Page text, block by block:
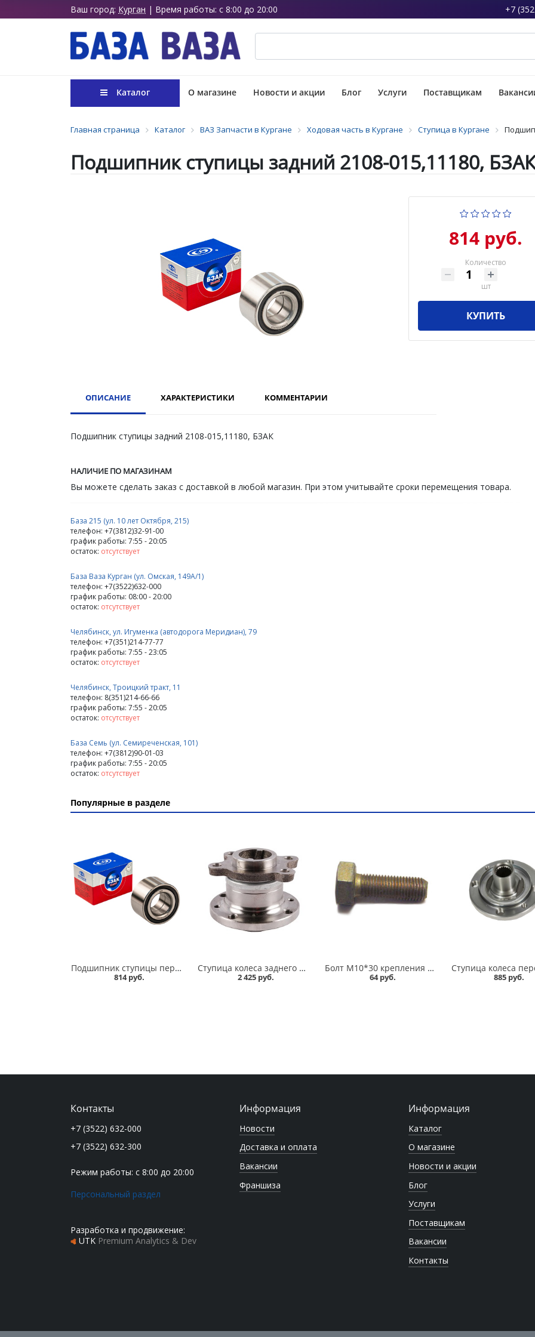
Ваш город: Курган | Время работы: с 8:00 до 20:00 +7
Каталог О магазине Новости и акции Блог Услуги Поставщикам
Главная страница Каталог ВАЗ Запчасти в Кургане Ходовая часть в Кургане Ступица в Кургане
Подшипник ступицы задний 2108-015,11180,
814 руб.
Количество
шт
КУПИТЬ
ОПИСАНИЕ ХАРАКТЕРИСТИКИ КОММЕНТАРИИ
Подшипник ступицы задний 2108-015,11180, БЗАК
НАЛИЧИЕ ПО МАГАЗИНАМ
Вы можете сделать заказ с доставкой в любой магазин. При этом учитывайте сроки перемещения товара.
База 215 (ул. 10 лет Октября, 215)
телефон: +7(3812)32-91-00
график работы: 7:55 - 20:05
остаток: отсутствует
База Ваза Курган (ул. Омская, 149А/1)
телефон: +7(3522)632-000
график работы: 08:00 - 20:00
остаток: отсутствует
Челябинск, ул. Игуменка (автодорога Меридиан), 79
телефон: +7(351)214-77-77
график работы: 7:55 - 23:05
остаток: отсутствует
Челябинск, Троицкий тракт, 11
телефон: 8(351)214-66-66
график работы: 7:55 - 20:05
остаток: отсутствует
База Семь (ул. Семиреченская, 101)
телефон: +7(3812)90-01-03
график работы: 7:55 - 20:05
остаток: отсутствует
Популярные в разделе
Подшипник ступицы передний 2108-015, БЗАК в Кургане
814 руб.
Ступица колеса заднего 2108 в сборе в Кургане
2 425 руб.
Болт М10*30 крепления задней ступицы 2108 в Кургане
64 руб. 885 руб.
Информация
Новости
Доставка и оплата
Вакансии
Франшиза
Информация
Каталог
О магазине
Новости и акции
Блог
Услуги
Поставщикам
Вакансии
Контакты
Контакты
+7 (3522) 632-000
+7 (3522) 632-300
Режим работы: с 8:00 до 20:00
Персональный раздел
Разработка и продвижение:
UTK Premium Analytics & Dev